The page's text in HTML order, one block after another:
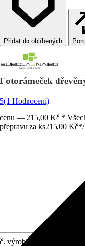
Fotorámeček
5(1 Hodnocení)
cenu — 215,00 Kč *
přepravu za ks215,00 Kč*/
č. výrobku